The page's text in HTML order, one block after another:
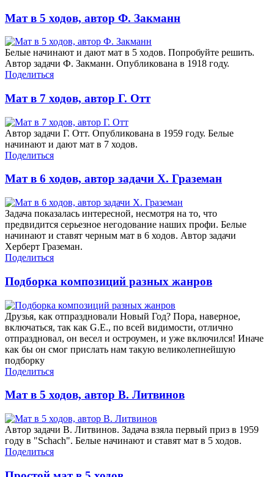
Мат в 5 ходов, автор Ф. Закманн
Белые начинают и дают мат в 5 ходов. Попробуйте решить.
Автор задачи Ф. Закманн. Опубликована в 1918 году.
Поделиться
Мат в 7 ходов, автор Г. Отт
Автор задачи Г. Отт. Опубликована в 1959 году. Белые
начинают и дают мат в 7 ходов.
Поделиться
Мат в 6 ходов, автор задачи Х. Граземан
Задача показалась интересной, несмотря на то, что
предвидится серьезное негодование наших профи. Белые
начинают и ставят черным мат в 6 ходов. Автор задачи
Херберт Граземан.
Поделиться
Подборка композиций разных жанров
Друзья, как отпраздновали Новый Год? Пора, наверное,
включаться, так как G.E., по всей видимости, отлично
отпраздновал, он весел и остроумен, и уже включился! Иначе
как бы он смог прислать нам такую великолепнейшую
подборку
Поделиться
Мат в 5 ходов, автор В. Литвинов
Автор задачи В. Литвинов. Задача взяла первый приз в 1959
году в "Schach". Белые начинают и ставят мат в 5 ходов.
Поделиться